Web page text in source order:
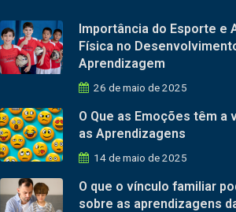
Importância do Esporte e
Física no
Aprendizagem
26 de maio de 2025
O Que as Emoções têm a
as Aprendizagens
14 de maio de 2025
O que o vínculo familiar
sobre as aprendizagens